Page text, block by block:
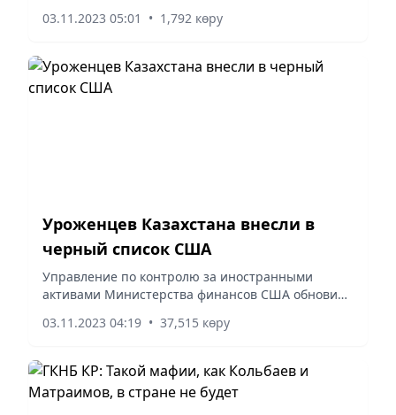
в руках оперативники ФСБ, пишет sib.fm. Саид
03.11.2023 05:01 • 1,792 көру
Уроженцев Казахстана внесли в
черный список США
Управление по контролю за иностранными
активами Министерства финансов США обновило
Zakon.kz.
03.11.2023 04:19 • 37,515 көру